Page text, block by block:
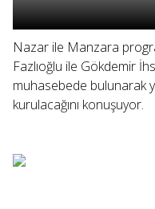
Nazar ile Manzara
Fazlıoğlu ile Gökdemir
muhasebede bulunarak
kurulacağını konuşuyor.